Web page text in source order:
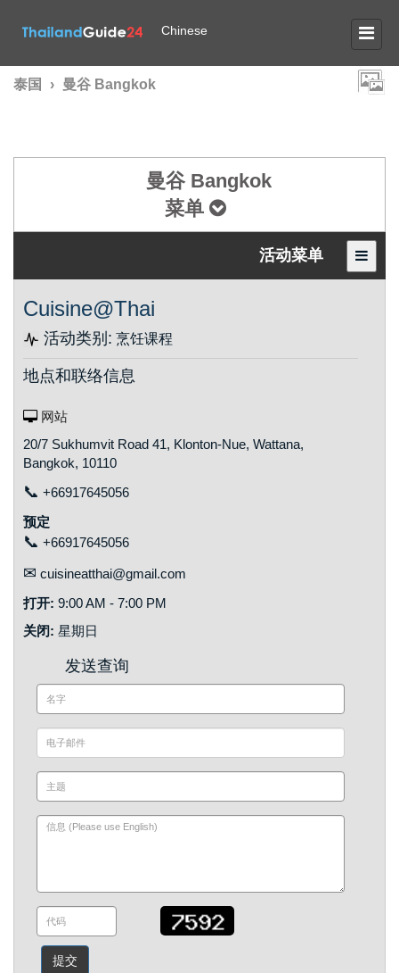
Chinese
泰国 › 曼谷 Bangkok
曼谷 Bangkok
菜单
活动菜单
Cuisine@Thai
活动类别: 烹饪课程
地点和联络信息
网站
20/7 Sukhumvit Road 41, Klonton-Nue, Wattana,
Bangkok, 10110
📞 +66917645056
预定
📞 +66917645056
✉ cuisineatthai@gmail.com
打开: 9:00 AM - 7:00 PM
关闭: 星期日
发送查询
提交